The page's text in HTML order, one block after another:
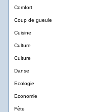
Comfort
Coup de gueule
Cuisine
Culture
Culture
Danse
Ecologie
Economie
Fête